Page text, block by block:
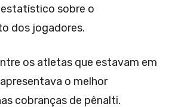
sobre o
dos jogadores.
os atletas que estavam em
o melhor
cobranças de pênalti.